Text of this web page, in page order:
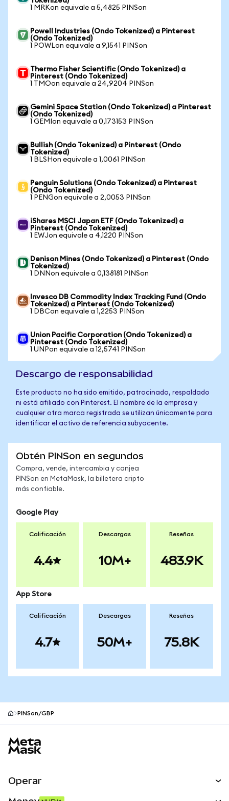
1 MRKon equivale a 5,4825 PINSon
Powell Industries (Ondo Tokenized) a Pinterest
(Ondo Tokenized)
1 POWLon equivale a 9,1541 PINSon
Thermo Fisher Scientific (Ondo Tokenized) a
Pinterest (Ondo Tokenized)
1 TMOon equivale a 24,9204 PINSon
Gemini Space Station (Ondo Tokenized) a Pinterest
(Ondo Tokenized)
1 GEMIon equivale a 0,173153 PINSon
Bullish (Ondo Tokenized) a Pinterest (Ondo
Tokenized)
1 BLSHon equivale a 1,0061 PINSon
Penguin Solutions (Ondo Tokenized) a Pinterest
(Ondo Tokenized)
1 PENGon equivale a 2,0053 PINSon
iShares MSCI Japan ETF (Ondo Tokenized) a
Pinterest (Ondo Tokenized)
1 EWJon equivale a 4,1220 PINSon
Denison Mines (Ondo Tokenized) a Pinterest (Ondo
Tokenized)
1 DNNon equivale a 0,138181 PINSon
Invesco DB Commodity Index Tracking Fund (Ondo
Tokenized) a Pinterest (Ondo Tokenized)
1 DBCon equivale a 1,2253 PINSon
Union Pacific Corporation (Ondo Tokenized) a
Pinterest (Ondo Tokenized)
1 UNPon equivale a 12,5741 PINSon
Descargo de responsabilidad
Este producto no ha sido emitido, patrocinado, respaldado
ni está afiliado con Pinterest. El nombre de la empresa y
cualquier otra marca registrada se utilizan únicamente para
identificar el activo de referencia subyacente.
Obtén PINSon en segundos
Compra, vende, intercambia y canjea
PINSon en MetaMask, la billetera cripto
más confiable.
Google Play
Calificación
4.4
Descargas
10M+
Reseñas
483.9K
App Store
Calificación
4.7
Descargas
50M+
Reseñas
75.8K
PINSon/GBP
Operar